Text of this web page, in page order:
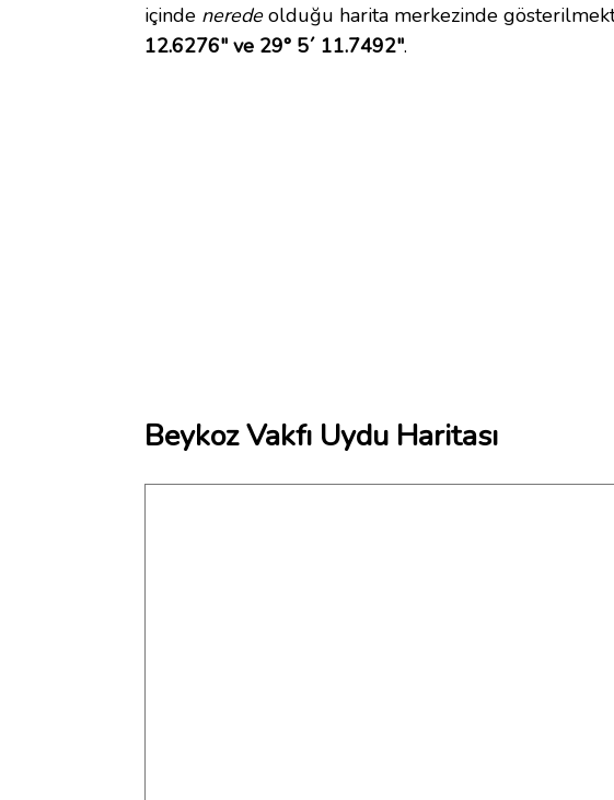
içinde neredeolduğu harita merkezinde
12.6276" ve 29° 5´ 11.7492".
Beykoz Vakfı Uydu Haritası